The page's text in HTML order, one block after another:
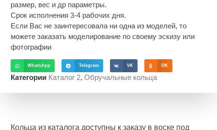
размер, вес и др параметры.
Срок исполнения 3-4 рабочих дня.
Если Вас не заинтересовала ни одна из моделей, то
можете заказать моделирование по своему эскизу или
фотографии
WhatsApp Telegram VK OK
Категории Каталог 2,Обручальные кольца
Кольца из каталога доступны к заказу в воске под